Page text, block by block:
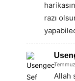
razı
Allah